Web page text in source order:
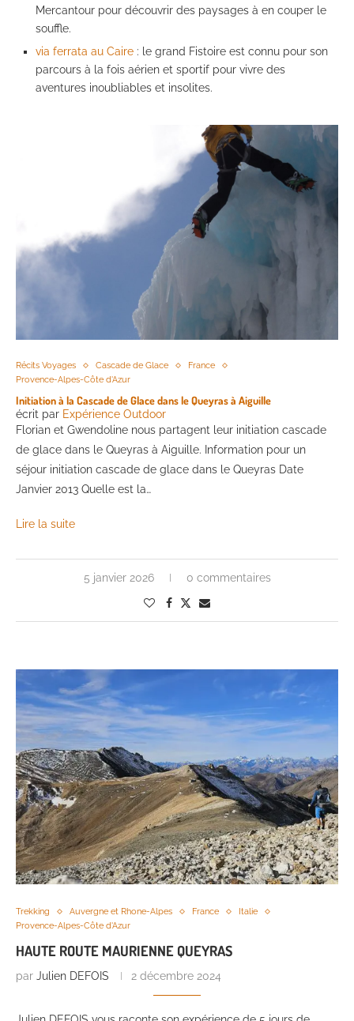
Mercantour pour découvrir des paysages à en couper le
souffle.
via ferrata au Caire : le grand Fistoire est connu pour son
parcours à la fois aérien et sportif pour vivre des
aventures inoubliables et insolites.
Récits Voyages Cascade de Glace
France
Provence-Alpes-Côte d'Azur
Initiation à la Cascade de Glace dans le Queyras à Aiguille
écrit par Expérience Outdoor
Florian et Gwendoline nous partagent leur initiation cascade
de glace dans le Queyras à Aiguille. Information pour un
séjour initiation cascade de glace dans le Queyras Date
Janvier 2013 Quelle est la…
Lire la suite
5 janvier 2026 0 commentaires
Trekking Auvergne et Rhone-Alpes France
Italie
Provence-Alpes-Côte d'Azur
HAUTE ROUTE MAURIENNE QUEYRAS
par Julien DEFOIS 2 décembre 2024